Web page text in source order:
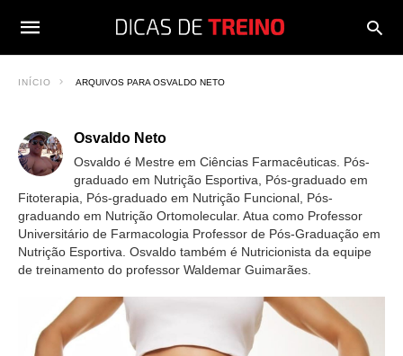
INÍCIO ARQUIVOS PARA OSVALDO NETO
Osvaldo Neto
Osvaldo é Mestre em Ciências Farmacêuticas. Pós-
graduado em Nutrição Esportiva, Pós-graduado em
Fitoterapia, Pós-graduado em Nutrição Funcional, Pós-
graduando em Nutrição Ortomolecular. Atua como Professor
Universitário de Farmacologia Professor de Pós-Graduação em
Nutrição Esportiva. Osvaldo também é Nutricionista da equipe
de treinamento do professor Waldemar Guimarães.